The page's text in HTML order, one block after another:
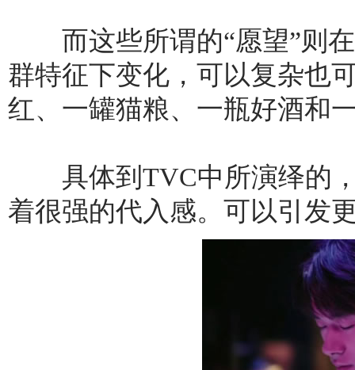
而这些所谓的“愿望”则在
群特征下变化，可以复杂也
红、一罐猫粮、一瓶好酒和
具体到TVC中所演绎的，
着很强的代入感。可以引发